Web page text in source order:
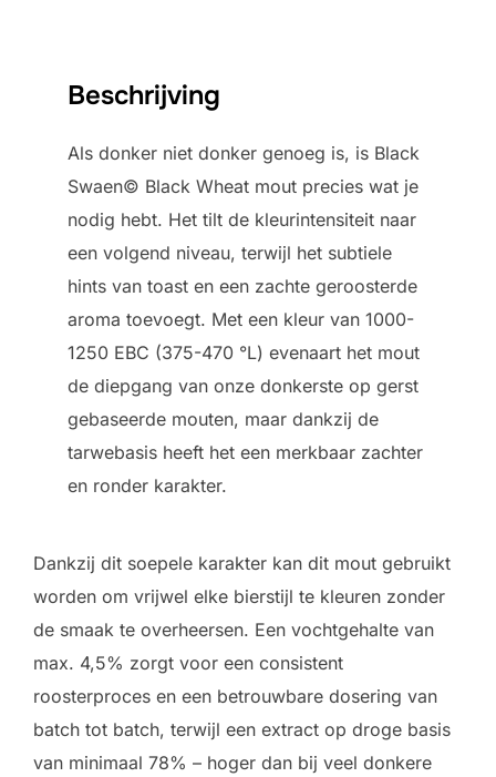
Beschrijving
Als donker niet donker genoeg is, is Black
Swaen© Black Wheat mout precies wat je
nodig hebt. Het tilt de kleurintensiteit naar
een volgend niveau, terwijl het subtiele
hints van toast en een zachte geroosterde
aroma toevoegt. Met een kleur van 1000-
1250 EBC (375-470 °L) evenaart het mout
de diepgang van onze donkerste op gerst
gebaseerde mouten, maar dankzij de
tarwebasis heeft het een merkbaar zachter
en ronder karakter.
Dankzij dit soepele karakter kan dit mout gebruikt
worden om vrijwel elke bierstijl te kleuren zonder
de smaak te overheersen. Een vochtgehalte van
max. 4,5% zorgt voor een consistent
roosterproces en een betrouwbare dosering van
batch tot batch, terwijl een extract op droge basis
van minimaal 78% – hoger dan bij veel donkere